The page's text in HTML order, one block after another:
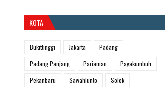
KOTA
Bukittinggi Jakarta
Padang
Padang Panjang
Pariaman
Payakumbuh
Pekanbaru
Sawahlunto Solok